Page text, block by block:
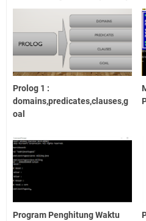
Prolog 1 :
domains,predicates,clauses,g
oal
Program Penghitung Waktu